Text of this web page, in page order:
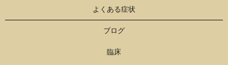
よくある症状
ブログ
臨床